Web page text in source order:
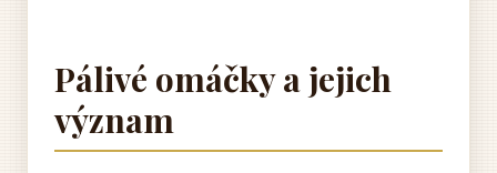
Pálivé omáčky a jejich
význam